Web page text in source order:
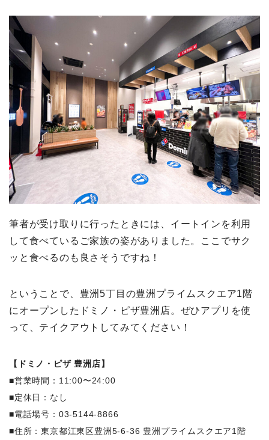
筆者が受け取りに行ったときには、イートインを利用
して食べているご家族の姿がありました。ここでサク
ッと食べるのも良さそうですね！
ということで、豊洲5丁目の豊洲プライムスクエア1階
にオープンしたドミノ・ピザ豊洲店。ぜひアプリを使
って、テイクアウトしてみてください！
【ドミノ・ピザ 豊洲店】
■営業時間：11:00〜24:00
■定休日：なし
■電話場号：03-5144-8866
■住所：東京都江東区豊洲5-6-36 豊洲プライムスクエア1階